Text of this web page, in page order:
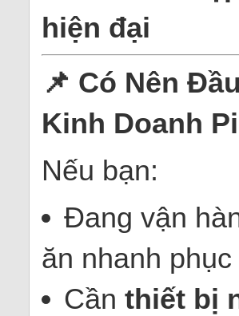
hiện đại
📌 Có Nên
Kinh Doanh
Nếu bạn:
Đang vận
ăn nhanh
Cần thiết bị